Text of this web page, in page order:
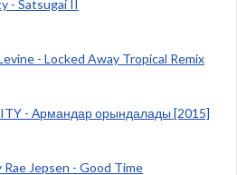
- Satsugai II
- Locked Away Tropical Remix
- Армандар орындалады [2015]
Jepsen - Good Time